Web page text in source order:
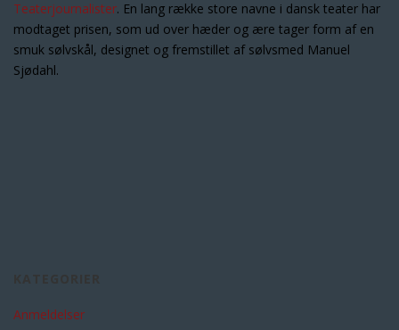
Teaterjournalister. En lang række store navne i dansk teater har
modtaget prisen, som ud over hæder og ære tager form af en
smuk sølvskål, designet og fremstillet af sølvsmed Manuel
Sjødahl.
Anmeldelser